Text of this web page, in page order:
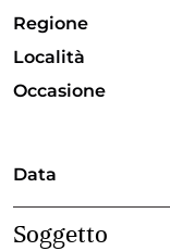
Regione
Località
Occasione
Data
Soggetto